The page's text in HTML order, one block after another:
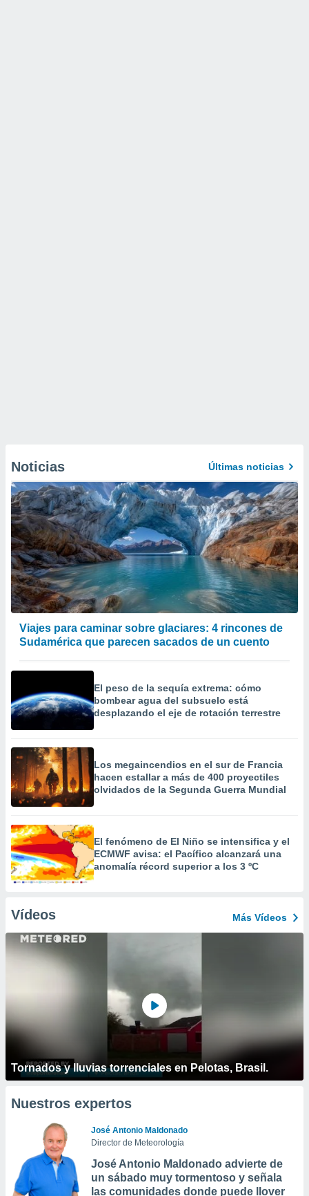
Noticias Últimas noticias
Viajes para caminar sobre glaciares: 4 rincones de
Sudamérica que parecen sacados de un cuento
El peso de la sequía extrema: cómo
bombear agua del subsuelo está
desplazando el eje de rotación terrestre
Los megaincendios en el sur de Francia
hacen estallar a más de 400 proyectiles
olvidados de la Segunda Guerra Mundial
El fenómeno de El Niño se intensifica y el
ECMWF avisa: el Pacífico alcanzará una
anomalía récord superior a los 3 ºC
Vídeos Más Vídeos
Tornados y lluvias torrenciales en Pelotas, Brasil.
Nuestros expertos
José Antonio Maldonado
Director de Meteorología
José Antonio Maldonado advierte de
un sábado muy tormentoso y señala
las comunidades donde puede llover